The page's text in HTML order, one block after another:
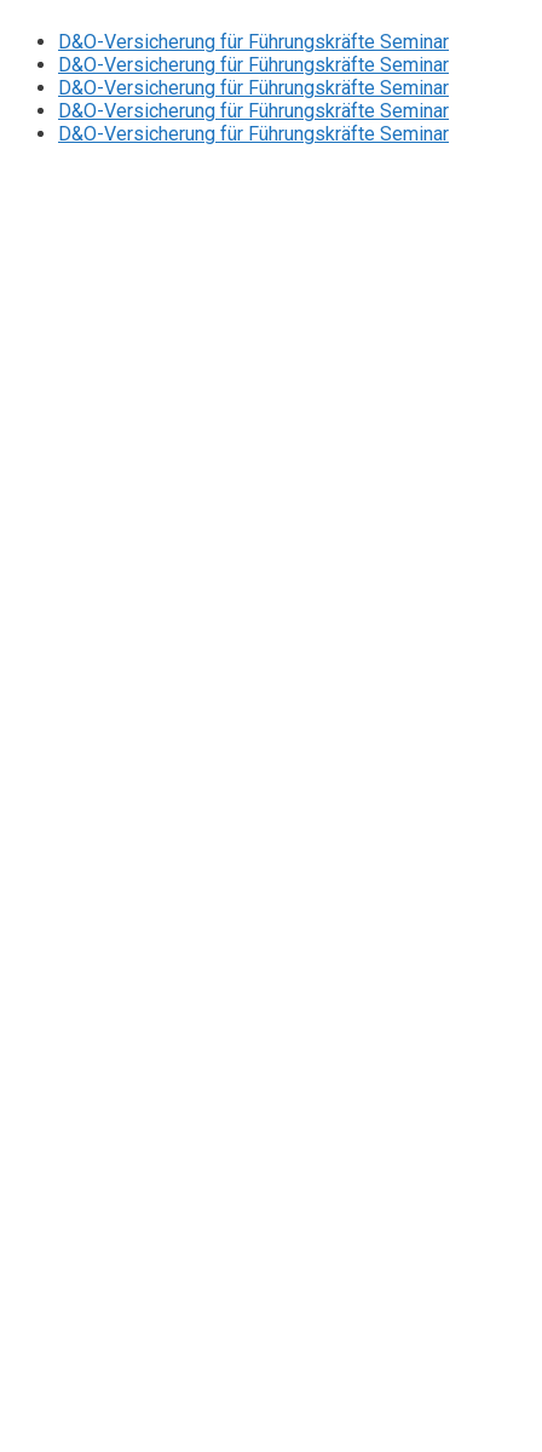
D&O-Versicherung für Führungskräfte Seminar
D&O-Versicherung für Führungskräfte Seminar
D&O-Versicherung für Führungskräfte Seminar
D&O-Versicherung für Führungskräfte Seminar
D&O-Versicherung für Führungskräfte Seminar